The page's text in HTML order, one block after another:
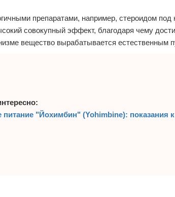
препаратами, например, стероидом
совокупный эффект, благодаря чему
вещество вырабатывается естественным
питание "Йохимбин" (Yohimbine): показания